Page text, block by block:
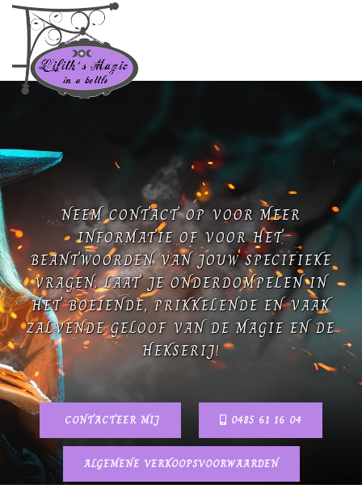
NEEM CONTACT OP VOOR MEER
INFORMATIE OF VOOR HET
BEANTWOORDEN VAN JOUW SPECIFIEKE
VRAGEN. LAAT JE ONDERDOMPELEN IN
HET BOEIENDE, PRIKKELENDE EN VAAK
ZALVENDE GELOOF VAN DE MAGIE EN DE
HEKSERIJ!
CONTACTEER MIJ 0485 61 16 04
ALGEMENE VERKOOPSVOORWAARDEN